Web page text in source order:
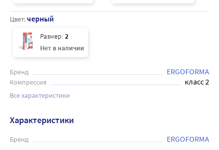
Цвет:черный
Размер: 2
Нет в наличии
Бренд ERGOFORMA
Компрессия класс 2
Все характеристики
Характеристики
Бренд ERGOFORMA